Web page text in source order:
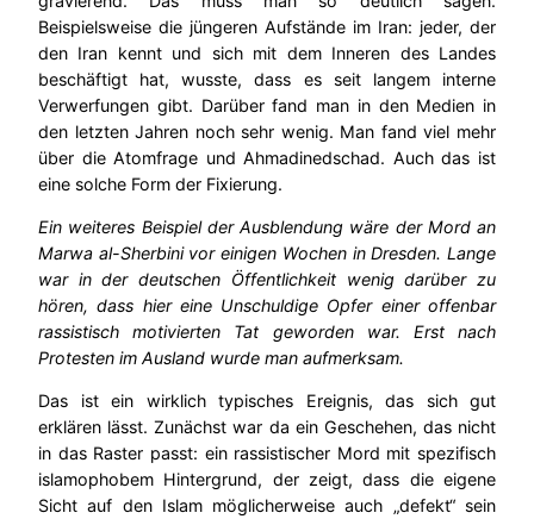
Beispielsweise die jüngeren Aufstände im Iran: jeder, der
den Iran kennt und sich mit dem Inneren des Landes
beschäftigt hat, wusste, dass es seit langem interne
Verwerfungen gibt. Darüber fand man in den Medien in
den letzten Jahren noch sehr wenig. Man fand viel mehr
über die Atomfrage und Ahmadinedschad. Auch das ist
eine solche Form der Fixierung.
Ein weiteres Beispiel der Ausblendung wäre der Mord an
Marwa al-Sherbini vor einigen Wochen in Dresden. Lange
war in der deutschen Öffentlichkeit wenig darüber zu
hören, dass hier eine Unschuldige Opfer einer offenbar
rassistisch motivierten Tat geworden war. Erst nach
Protesten im Ausland wurde man aufmerksam.
Das ist ein wirklich typisches Ereignis, das sich gut
erklären lässt. Zunächst war da ein Geschehen, das nicht
in das Raster passt: ein rassistischer Mord mit spezifisch
islamophobem Hintergrund, der zeigt, dass die eigene
Sicht auf den Islam möglicherweise auch „defekt“ sein